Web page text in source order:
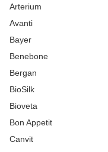
Arterium
Avanti
Bayer
Benebone
Bergan
BioSilk
Bioveta
Bon Appetit
Canvit